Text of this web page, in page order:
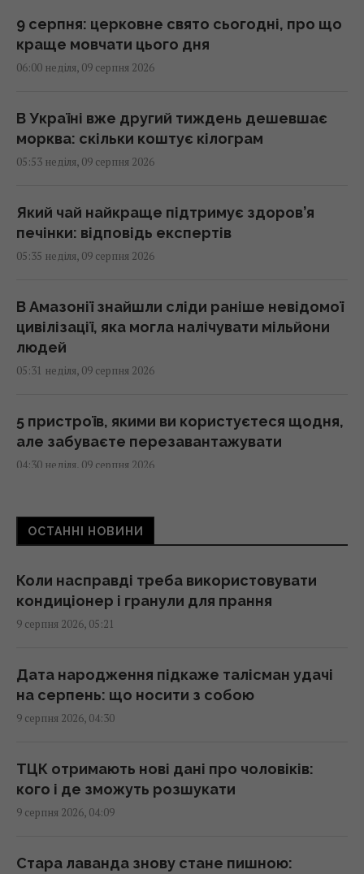
9 серпня: церковне свято сьогодні, про що
краще мовчати цього дня
06:00 неділя, 09 серпня 2026
В Україні вже другий тиждень дешевшає
морква: скільки коштує кілограм
05:53 неділя, 09 серпня 2026
Який чай найкраще підтримує здоров’я
печінки: відповідь експертів
05:35 неділя, 09 серпня 2026
В Амазонії знайшли сліди раніше невідомої
цивілізації, яка могла налічувати мільйони
людей
05:31 неділя, 09 серпня 2026
5 пристроїв, якими ви користуєтеся щодня,
але забуваєте перезавантажувати
04:30 неділя, 09 серпня 2026
На виноградниках у США встановили понад
500 будиночків для сов: результат
03:30 неділя, 09 серпня 2026
Археологи виявили у глибокій печері
здивувало
02:59 неділя, 09 серпня 2026
через два роки вони повернулися
02:33 неділя, 09 серпня 2026
свіжа партія зброї від Туреччини
ОСТАННІ НОВИНИ
Коли насправді треба використовувати
кондиціонер і гранули для прання
9 серпня 2026, 05:21
Дата народження підкаже талісман удачі
на серпень: що носити з собою
9 серпня 2026, 04:30
ТЦК отримають нові дані про чоловіків:
кого і де зможуть розшукати
9 серпня 2026, 04:09
Стара лаванда знову стане пишною: